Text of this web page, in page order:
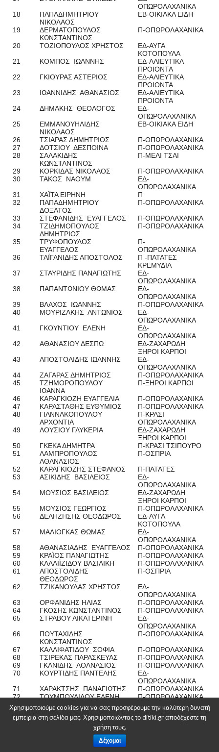
ΟΠΩΡΟΛΑΧΑΝΙΚΑ
18
ΠΑΠΑΔΗΜΗΤΡΙΟΥ
ΝΙΚΟΛΑΟΣ
ΕΒ-ΟΙΚΙΑΚΑ ΕΙΔΗ
19
ΔΕΡΜΑΤΟΠΟΥΛΟΣ
ΚΩΝΣΤΑΝΤΙΝΟΣ
Π-ΟΠΩΡΟΛΑΧΑΝΙΚΑ
20
ΤΟΖΙΟΠΟΥΛΟΣ ΧΡΗΣΤΟΣ
ΕΔ-ΑΥΓΑ
ΚΟΤΟΠΟΥΛΑ
21
ΚΟΜΠΟΣ ΙΩΑΝΝΗΣ
ΕΔ-ΑΛΙΕΥΤΙΚΑ
ΠΡΟΙΟΝΤΑ
22
ΓΚΙΟΥΡΑΣ ΑΣΤΕΡΙΟΣ
ΕΔ-ΑΛΙΕΥΤΙΚΑ
ΠΡΟΙΟΝΤΑ
23
ΙΩΑΝΝΙΔΗΣ ΑΘΑΝΑΣΙΟΣ
ΕΔ-ΑΛΙΕΥΤΙΚΑ
ΠΡΟΙΟΝΤΑ
24
ΔΗΜΑΚΗΣ ΘΕΟΛΟΓΟΣ
ΕΔ-
ΟΠΩΡΟΛΑΧΑΝΙΚΑ
25
ΕΜΜΑΝΟΥΗΛΙΔΗΣ
ΝΙΚΟΛΑΟΣ
ΕΒ-ΟΙΚΙΑΚΑ ΕΙΔΗ
26
ΤΣΙΑΡΑΣ ΔΗΜΗΤΡΙΟΣ
Π-ΟΠΩΡΟΛΑΧΑΝΙΚΑ
27
ΔΟΤΣΙΟΥ ΔΕΣΠΟΙΝΑ
Π-ΟΠΩΡΟΛΑΧΑΝΙΚΑ
28
ΣΑΛΑΚΙΔΗΣ
ΚΩΝΣΤΑΝΤΙΝΟΣ
Π-ΜΕΛΙ ΤΣΑΙ
29
ΚΟΡΚΙΔΑΣ ΝΙΚΟΛΑΟΣ
Π-ΟΠΩΡΟΛΑΧΑΝΙΚΑ
30
ΤΑΚΟΣ ΝΑΟΥΜ
ΕΔ-
ΟΠΩΡΟΛΑΧΑΝΙΚΑ
31
ΧΑΪΤΑ ΕΙΡΗΝΗ
Π
32
ΠΑΠΑΔΗΜΗΤΡΙΟΥ
ΔΟΞΑΤΟΣ
Π-ΟΠΩΡΟΛΑΧΑΝΙΚΑ
33
ΣΤΕΦΑΝΙΔΗΣ ΕΥΑΓΓΕΛΟΣ
Π-ΟΠΩΡΟΛΑΧΑΝΙΚΑ
34
ΤΖΙΔΗΜΟΠΟΥΛΟΣ
ΔΗΜΗΤΡΙΟΣ
Π-ΟΠΩΡΟΛΑΧΑΝΙΚΑ
35
ΤΡΥΦΟΠΟΥΛΟΣ
ΕΥΑΓΓΕΛΟΣ
Π-
ΟΠΩΡΟΛΑΧΑΝΙΚΑ
36
ΤΑΪΓΑΝΙΔΗΣ ΑΠΟΣΤΟΛΟΣ
Π -ΠΑΤΑΤΕΣ
ΚΡΕΜΥΔΙΑ
37
ΣΤΑΥΡΙΔΗΣ ΠΑΝΑΓΙΩΤΗΣ
ΕΔ-
ΟΠΩΡΟΛΑΧΑΝΙΚΑ
38
ΠΑΠΑΝΤΩΝΙΟΥ ΘΩΜΑΣ
ΕΔ-
ΟΠΩΡΟΛΑΧΑΝΙΚΑ
39
ΒΛΑΧΟΣ ΙΩΑΝΝΗΣ
Π-ΟΠΩΡΟΛΑΧΑΝΙΚΑ
40
ΜΟΥΡΙΖΑΚΗΣ ΑΝΤΩΝΙΟΣ
ΕΔ-
ΟΠΩΡΟΛΑΧΑΝΙΚΑ
41
ΓΚΟΥΝΤΙΟΥ ΕΛΕΝΗ
ΕΔ-
ΟΠΩΡΟΛΑΧΑΝΙΚΑ
42
ΑΘΑΝΑΣΙΟΥ ΔΕΣΠΩ
ΕΔ-ΖΑΧΑΡΩΔΗ
ΞΗΡΟΙ ΚΑΡΠΟΙ
43
ΑΠΟΣΤΟΛΙΔΗΣ ΙΩΑΝΝΗΣ
ΕΔ-
ΟΠΩΡΟΛΑΧΑΝΙΚΑ
44
ΖΑΓΑΡΑΣ ΔΗΜΗΤΡΙΟΣ
Π-ΟΠΩΡΟΛΑΧΑΝΙΚΑ
45
ΤΖΗΜΟΡΟΠΟΥΛΟΥ
ΙΩΑΝΝΑ
Π-ΞΗΡΟΙ ΚΑΡΠΟΙ
46
ΚΑΡΑΓΚΙΟΖΗ ΕΥΑΓΓΕΛΙΑ
Π-ΟΠΩΡΟΛΑΧΑΝΙΚΑ
47
ΚΑΡΑΣΤΑΘΗΣ ΕΥΘΥΜΙΟΣ
Π-ΟΠΩΡΟΛΑΧΑΝΙΚΑ
48
ΓΙΑΝΝΑΚΟΠΟΥΛΟΥ
ΑΡΧΟΝΤΙΑ
Π-ΚΡΑΣΙ
ΟΠΩΡΟΛΑΧΑΝΙΚΑ
49
ΛΟΥΣΙΟΥ ΓΛΥΚΕΡΙΑ
ΕΔ-ΖΑΧΑΡΩΔΗ
ΞΗΡΟΙ ΚΑΡΠΟΙ
50
ΓΚΕΚΑ ΔΗΜΗΤΡΑ
Π-ΚΡΑΣΙ ΤΣΙΠΟΥΡΟ
51
ΛΑΜΠΡΟΠΟΥΛΟΣ
ΑΘΑΝΑΣΙΟΣ
Π-ΟΣΠΡΙΑ
52
ΚΑΡΑΓΚΙΟΖΗΣ ΣΤΕΦΑΝΟΣ
Π-ΠΑΤΑΤΕΣ
53
ΑΣΙΚΙΔΗΣ ΒΑΣΙΛΕΙΟΣ
ΕΔ-
ΟΠΩΡΟΛΑΧΑΝΙΚΑ
54
ΜΟΥΣΙΟΣ ΒΑΣΙΛΕΙΟΣ
ΕΔ-ΖΑΧΑΡΩΔΗ
ΞΗΡΟΙ ΚΑΡΠΟΙ
55
ΜΟΥΣΙΟΣ ΓΕΩΡΓΙΟΣ
Π-ΟΠΩΡΟΛΑΧΑΝΙΚΑ
56
ΔΕΛΗΖΗΣΗΣ ΘΕΟΔΩΡΟΣ
ΕΔ-ΑΥΓΑ
ΚΟΤΟΠΟΥΛΑ
57
ΜΑΛΙΟΓΚΑΣ ΘΩΜΑΣ
ΕΔ-
ΟΠΩΡΟΛΑΧΑΝΙΚΑ
58
ΑΘΑΝΑΣΙΑΔΗΣ ΕΥΑΓΓΕΛΟΣ
Π-ΟΠΩΡΟΛΑΧΑΝΙΚΑ
59
ΚΡΑΪΟΣ ΠΑΝΑΓΙΩΤΗΣ
Π-ΟΠΩΡΟΛΑΧΑΝΙΚΑ
60
ΚΑΛΑΙΪΖΙΔΟΥ ΒΑΣΙΛΙΚΗ
Π-ΟΠΩΡΟΛΑΧΑΝΙΚΑ
61
ΑΠΟΣΤΟΛΙΔΗΣ
ΘΕΟΔΩΡΟΣ
Π-ΟΣΠΡΙΑ
62
ΤΖΙΚΑΝΟΥΛΑΣ ΧΡΗΣΤΟΣ
ΕΔ-
ΟΠΩΡΟΛΑΧΑΝΙΚΑ
63
ΟΡΦΑΝΙΔΗΣ ΗΛΙΑΣ
Π-ΟΠΩΡΟΛΑΧΑΝΙΚΑ
64
ΓΚΟΣΗΣ ΚΩΝΣΤΑΝΤΙΝΟΣ
Π-ΟΠΩΡΟΛΑΧΑΝΙΚΑ
65
ΣΤΡΑΒΟΥ ΑΙΚΑΤΕΡΙΝΗ
ΕΔ-
ΟΠΩΡΟΛΑΧΑΝΙΚΑ
66
ΠΟΥΤΑΧΙΔΗΣ
ΚΩΝΣΤΑΝΤΙΝΟΣ
Π-ΟΠΩΡΟΛΑΧΑΝΙΚΑ
67
ΚΑΛΛΙΦΑΤΙΔΟΥ ΣΟΦΙΑ
Π-ΟΠΩΡΟΛΑΧΑΝΙΚΑ
68
ΤΣΙΡΕΚΑΣ ΠΑΡΑΣΚΕΥΑΣ
Π-ΟΠΩΡΟΛΑΧΑΝΙΚΑ
69
ΓΚΑΝΙΔΗΣ ΑΘΑΝΑΣΙΟΣ
Π-ΟΠΩΡΟΛΑΧΑΝΙΚΑ
70
ΚΟΥΡΤΙΔΗΣ ΠΑΝΤΕΛΗΣ
ΕΔ-
ΟΠΩΡΟΛΑΧΑΝΙΚΑ
71
ΧΑΡΑΚΤΣΗΣ ΠΑΝΑΓΙΩΤΗΣ
Π-ΟΠΩΡΟΛΑΧΑΝΙΚΑ
72
ΤΟΥΜΠΟΥΛΙΔΟΥ ΕΛΕΝΗ
Π-ΟΠΩΡΟΛΑΧΑΝΙΚΑ
73
ΕΥΓΕΝΙΑΔΗΣ ΑΝΤΩΝΙΟΣ
Π-ΟΠΩΡΟΛΑΧΑΝΙΚΑ
74
ΑΚΡΙΤΙΔΟΥ ΧΡΙΣΤΙΝΑ
Π-ΟΣΠΡΙΑ
75
ΓΚΟΥΝΤΟΥΛΑ ΚΑΛΛΙΝΩ
Π-ΟΠΩΡΟΛΑΧΑΝΙΚΑ
ΛΟΥΣΙΟΣ ΖΗΣΗΣ
ΜΗΤΚΑΣ ΧΡΗΣΤΟΣ
Χρησιμοποιούμε cookies για να σας προσφέρουμε την καλύτερη δυνατή
εμπειρία στη σελίδα μας. Χρησιμοποιώντας το ditiki.gr αποδέχεστε τη
χρήση τους.
Δέχομαι